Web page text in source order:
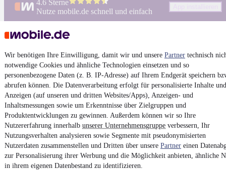
Wir benötigen Ihre Einwilligung, damit wir und unsere Partner technisch
notwendige Cookies und ähnliche Technologien einsetzen und so
personenbezogene Daten (z. B. IP-Adresse) auf Ihrem Endgerät speichern
abrufen können. Die Datenverarbeitung erfolgt für personalisierte Inhalte und
Anzeigen (auf unseren und dritten Websites/Apps), Anzeigen- und
Inhaltsmessungen sowie um Erkenntnisse über Zielgruppen und
Produktentwicklungen zu gewinnen. Außerdem können wir so Ihre
Nutzererfahrung innerhalb unserer Unternehmensgruppe verbessern, Ihr
Nutzungsverhalten analysieren sowie Segmente mit pseudonymisierten
Nutzerdaten zusammenstellen und Dritten über unsere Partner einen
zur Personalisierung ihrer Werbung und die Möglichkeit anbieten, ähnliche
in ihrem eigenen Datenbestand zu identifizieren.
4.6 Sterne
Nutze mobile.de schnell und einfach
AGB
Vertrag widerrufen
Datenschutz
Datenschutzeinstellungen
Erklärung zur Barrierefreiheit
Report Security Vulnerability (English)
Powered by